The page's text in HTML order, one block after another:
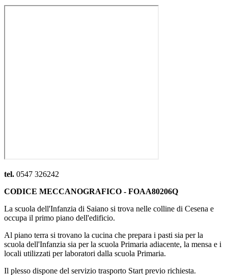
tel. 0547 326242
CODICE MECCANOGRAFICO - FOAA80206Q
La scuola dell'Infanzia di Saiano si trova nelle colline di Cesena e
occupa il primo piano dell'edificio.
Al piano terra si trovano la cucina che prepara i pasti sia per la
scuola dell'Infanzia sia per la scuola Primaria adiacente, la mensa e i
locali utilizzati per laboratori dalla scuola Primaria.
Il plesso dispone del servizio trasporto Start previo richiesta.